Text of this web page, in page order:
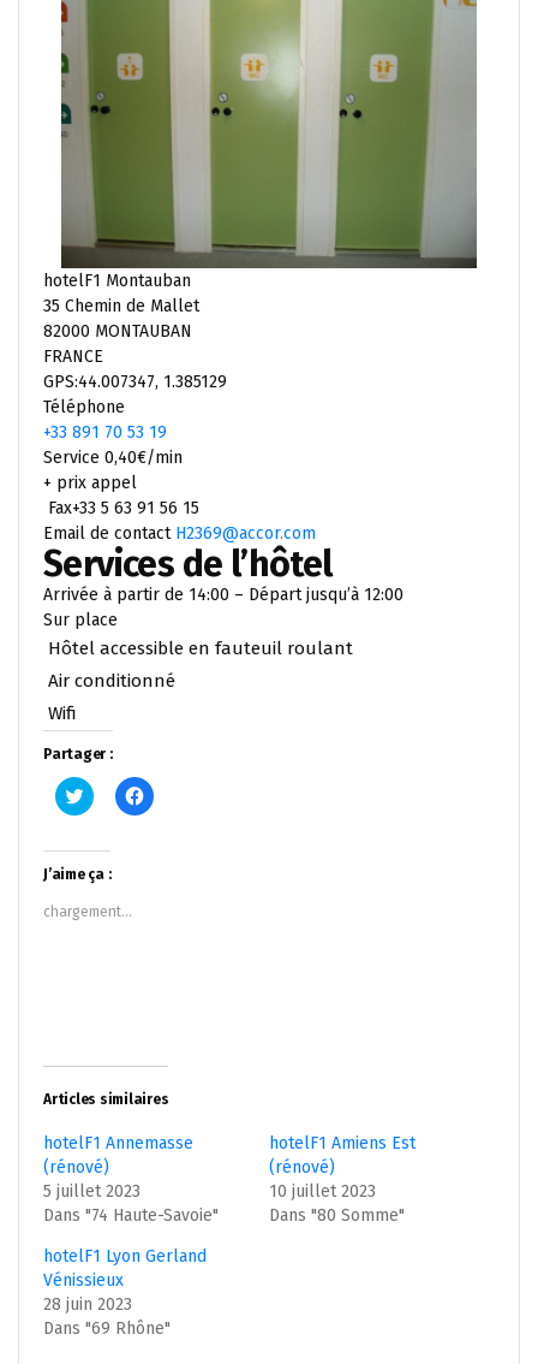
hotelF1 Montauban
35 Chemin de Mallet
82000 MONTAUBAN
FRANCE
GPS:44.007347, 1.385129
Téléphone
+33 891 70 53 19
Service 0,40€/min
+ prix appel
Fax+33 5 63 91 56 15
Email de contact H2369@accor.com
Services de l’hôtel
Arrivée à partir de 14:00 – Départ jusqu’à 12:00
Sur place
Hôtel accessible en fauteuil roulant
Air conditionné
Wifi
Partager :
Cliquez
pour
Twitter(ouvre
dans
une
nouvelle
fenêtre)
Cliquez
pour
J’aime ça :
chargement…
Articles similaires
hotelF1 Annemasse
(rénové)
5 juillet 2023
Dans "74 Haute-Savoie"
hotelF1 Amiens Est
(rénové)
10 juillet 2023
Dans "80 Somme"
hotelF1 Lyon Gerland
Vénissieux
28 juin 2023
Dans "69 Rhône"